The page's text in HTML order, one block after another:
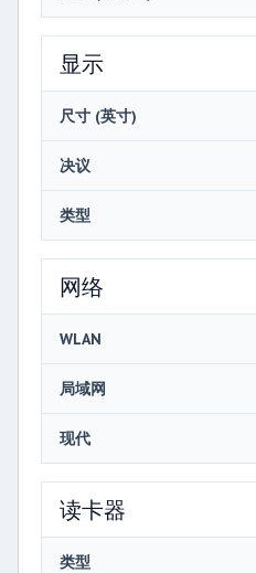
显示
尺寸 (英寸)
决议
类型
网络
WLAN
局域网
现代
读卡器
类型